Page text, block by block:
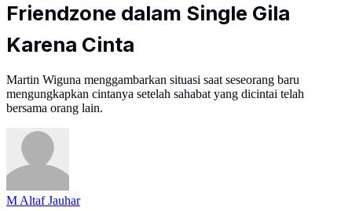
Friendzone dalam Single Gila
Karena Cinta
Martin Wiguna menggambarkan situasi saat seseorang baru
mengungkapkan cintanya setelah sahabat yang dicintai telah
bersama orang lain.
M Altaf Jauhar